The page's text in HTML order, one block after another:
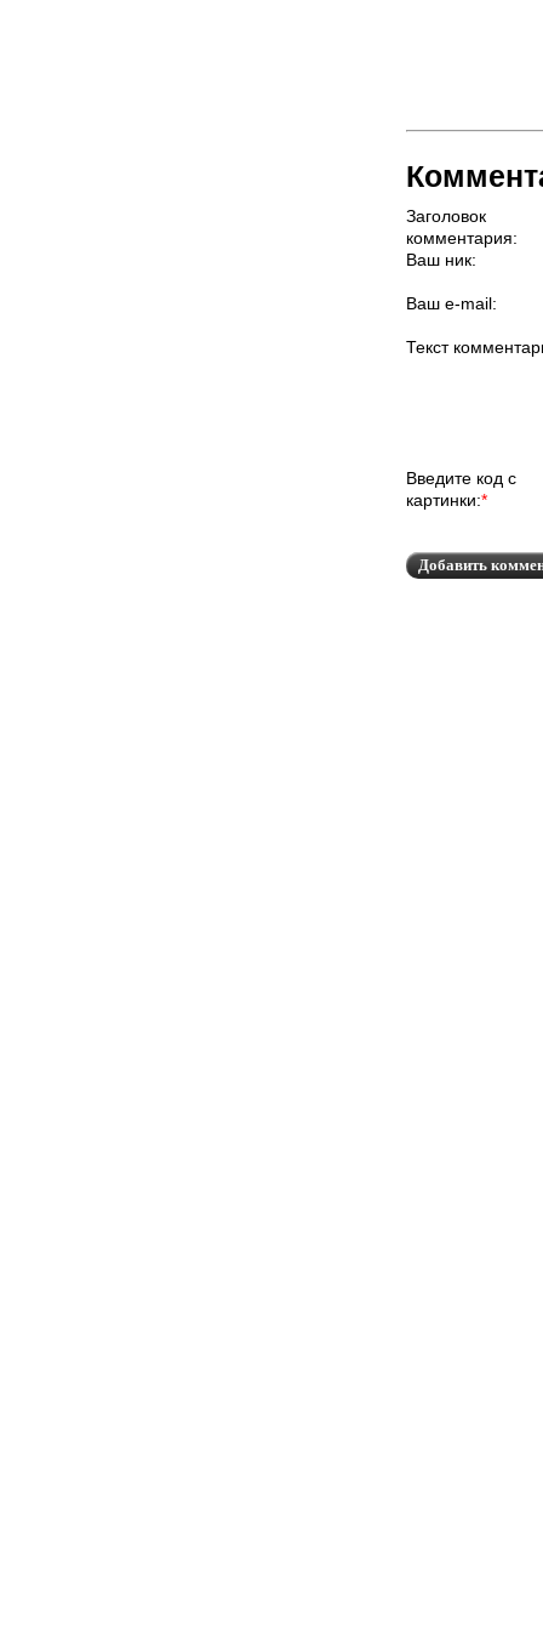
Заголовок
комментария:
Ваш ник:
Ваш e-mail:
Текст
Введите код с
картинки:*